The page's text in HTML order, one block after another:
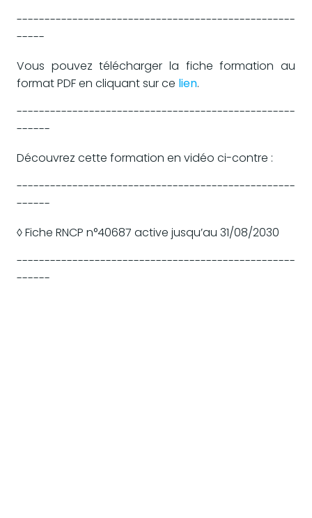
--------------------------------------------------
-----
Vous pouvez télécharger la fiche formation au
format PDF en cliquant sur ce lien.
--------------------------------------------------
------
Découvrez cette formation en vidéo ci-contre :
--------------------------------------------------
------
◊ Fiche RNCP n°40687 active jusqu’au 31/08/2030
--------------------------------------------------
------